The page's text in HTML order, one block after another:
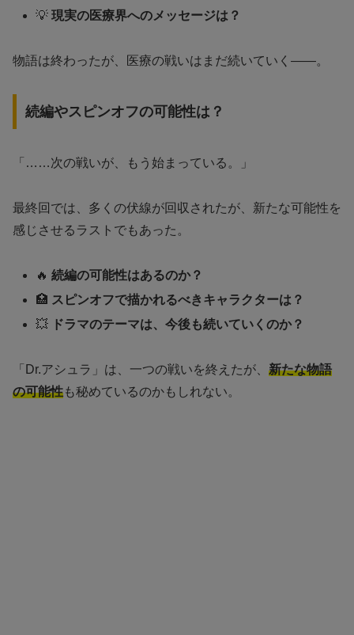
💡現実の医療界へのメッセージは？
物語は終わったが、医療の戦いはまだ続いていく——。
続編やスピンオフの可能性は？
「……次の戦いが、もう始まっている。」
最終回では、多くの伏線が回収されたが、新たな可能性を
感じさせるラストでもあった。
🔥続編の可能性はあるのか？
🏥 スピンオフで描かれるべきキャラクターは？
💥
ドラマのテーマは、今後も続いていくのか？
「Dr.アシュラ」は、一つの戦いを終えたが、 新たな物語
の可能性も秘めているのかもしれない。